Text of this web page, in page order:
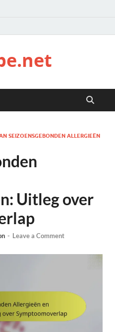
SEIZOENSGEBONDEN ALLERGIEËN
Uitleg over
- Leave a Comment